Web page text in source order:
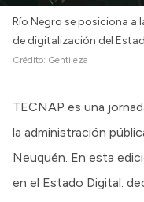
Río Negro se posiciona
de digitalización del
Crédito: Gentileza
TECNAP es una
la administración
Neuquén. En esta
en el Estado Digital: